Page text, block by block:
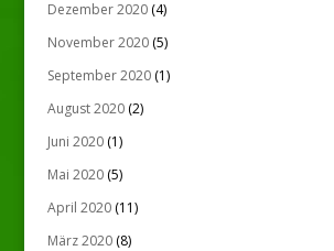
Dezember 2020(4)
November 2020(5)
September 2020(1)
August 2020(2)
Juni 2020(1)
Mai 2020(5)
April 2020(11)
März 2020(8)